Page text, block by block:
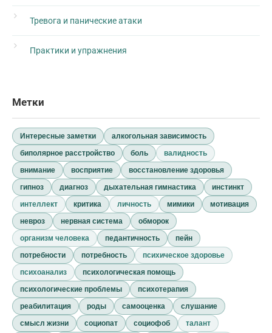
Тревога и панические атаки
Практики и упражнения
Метки
Интересные заметки
алкогольная зависимость
биполярное расстройство
боль
валидность
внимание
восприятие
восстановление здоровья
гипноз
диагноз дыхательная гимнастика
инстинкт
интеллект
критика личность мимики
мотивация
невроз
нервная система
обморок
организм человека
педантичность
пейн
потребности
потребность
психическое здоровье
психоанализ
психологическая помощь
психологические проблемы
психотерапия
реабилитация
роды самооценка
слушание
смысл жизни
социопат социофоб
талант